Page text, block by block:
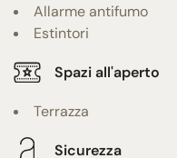
Allarme antifumo
Estintori
Spazi all'aperto
Terrazza
Sicurezza